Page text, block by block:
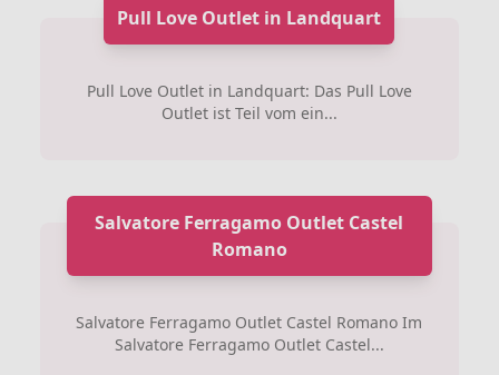
Pull Love Outlet in Landquart
Pull Love Outlet in Landquart: Das Pull Love
Outlet ist Teil vom ein...
Salvatore Ferragamo Outlet Castel
Romano
Salvatore Ferragamo Outlet Castel Romano Im
Salvatore Ferragamo Outlet Castel...